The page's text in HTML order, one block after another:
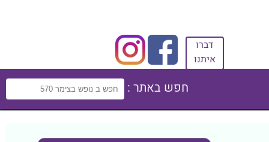
דברו
איתנו
חפש באתר :